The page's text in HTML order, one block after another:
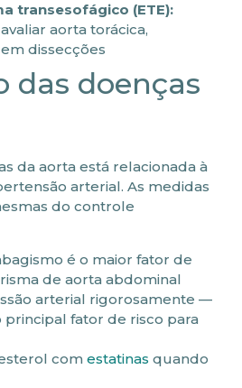
transesofágico (ETE):
aorta torácica,
dissecções
das doenças
da aorta está relacionada à
arterial. As medidas
do controle
é o maior fator de
de aorta abdominal
arterial rigorosamente —
principal fator de risco para
com estatinas quando